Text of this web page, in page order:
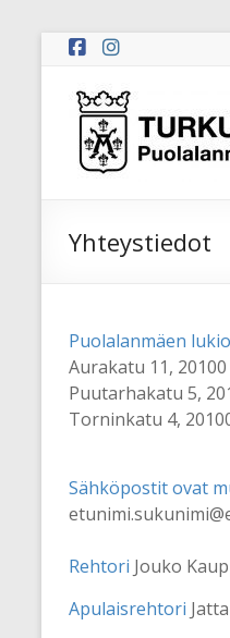
Skip
content
lukio
Yhteystiedot
Puolalanmäen lukio
Aurakatu 11,
Puutarhakatu 5,
Torninkatu 4,
Sähköpostit ovat
Rehtori Jouko
Apulaisrehtori